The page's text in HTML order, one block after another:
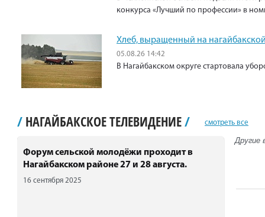
конкурса «Лучший по профессии» в
Хлеб, выращенный на
05.08.26 14:42
В Нагайбакском округе стартовала
/ НАГАЙБАКСКОЕ ТЕЛЕВИДЕНИЕ/ смотреть все
Форум сельской молодёжи проходит в
Нагайбакском районе 27 и 28 августа.
16 сентября 2025
Другие